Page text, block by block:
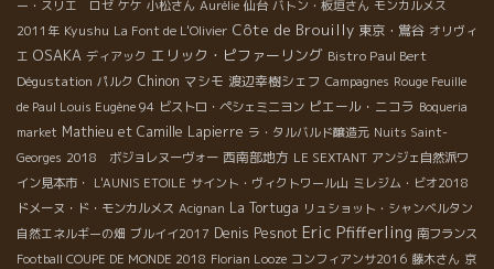
ー・スリエ ロゼ ケケ 小松さん Aurélie 仙台 バトン・板垣さん モンカルメス
2011年 Kyushu La Font de L'Olivier Côte de Brouilly 東京・鴬谷 オリヴィ
エ OSAKA ディアック エリック・ピファーリング Bistro Paul Bert
Dégustation パルク Chinon マシモ 渡辺幸樹シェフ Campagnes Rouge Feuille
de Paul Louis Eugène 94 ビストロ・ペシェミニヨン ピエール・ニコラ Boqueria
market Mathieu et Camille Lapierre ラ・タルバルド醸造元 Nuits Saint-
Georges 2018 ボジョレヌーヴォー 西南部地方 LE SEXTANT アンジェ自然派ワ
イン見本市・ L'AUNIS ETOILE サイント・ヴィクトワール山 ミレジム・ビオ2018
ドメーヌ・ド・モンカルメス Acignan La Tortuga リュショット・シャンベルタン
自然エネルギーの畑 ブルイイ2017 Denis Pesnot Eric Pfifferling 南フランス
Football COUPE DE MONDE 2018 Florian Looze コンフィアンサ2016 藤木さん 京